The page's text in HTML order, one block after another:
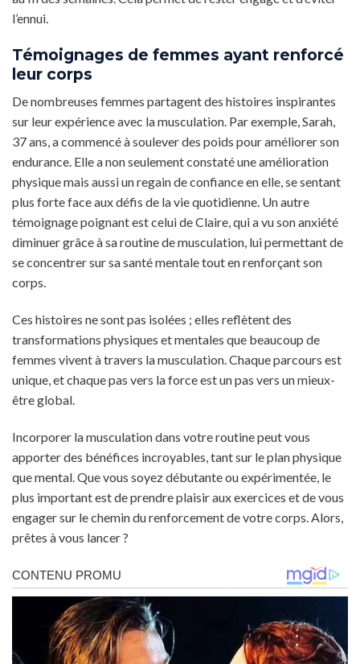
l’ennui.
Témoignages de femmes ayant renforcé
leur corps
De nombreuses femmes partagent des histoires inspirantes
sur leur expérience avec la musculation. Par exemple, Sarah,
37 ans, a commencé à soulever des poids pour améliorer son
endurance. Elle a non seulement constaté une amélioration
physique mais aussi un regain de confiance en elle, se sentant
plus forte face aux défis de la vie quotidienne. Un autre
témoignage poignant est celui de Claire, qui a vu son anxiété
diminuer grâce à sa routine de musculation, lui permettant de
se concentrer sur sa santé mentale tout en renforçant son
corps.
Ces histoires ne sont pas isolées ; elles reflètent des
transformations physiques et mentales que beaucoup de
femmes vivent à travers la musculation. Chaque parcours est
unique, et chaque pas vers la force est un pas vers un mieux-
être global.
Incorporer la musculation dans votre routine peut vous
apporter des bénéfices incroyables, tant sur le plan physique
que mental. Que vous soyez débutante ou expérimentée, le
plus important est de prendre plaisir aux exercices et de vous
engager sur le chemin du renforcement de votre corps. Alors,
prêtes à vous lancer ?